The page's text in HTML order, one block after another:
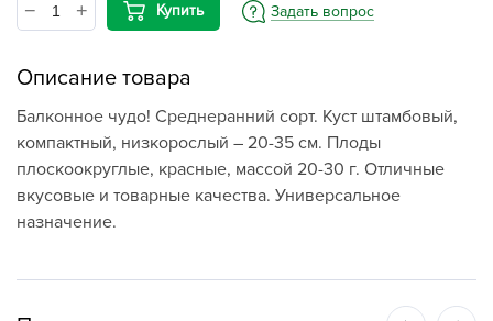
Купить Задать вопрос
Описание товара
Балконное чудо! Среднеранний сорт. Куст штамбовый,
компактный, низкорослый – 20-35 см. Плоды
плоскоокруглые, красные, массой 20-30 г. Отличные
вкусовые и товарные качества. Универсальное
назначение.